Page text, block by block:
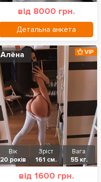
від 8000 грн.
Детальна анкета
Алёна
Вік
20 років
Зріст
161 см.
Вага
55 кг.
від 1600 грн.
VIP